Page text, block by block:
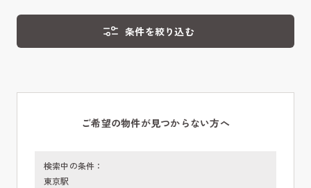
条件を絞り込む
ご希望の物件が見つからない方へ
検索中の条件：
東京駅